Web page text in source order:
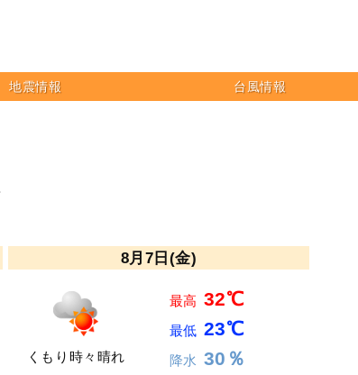
地震情報 台風情報
8月7日(金)
くもり時々晴れ
最高 32℃
最低 23℃
降水 30％